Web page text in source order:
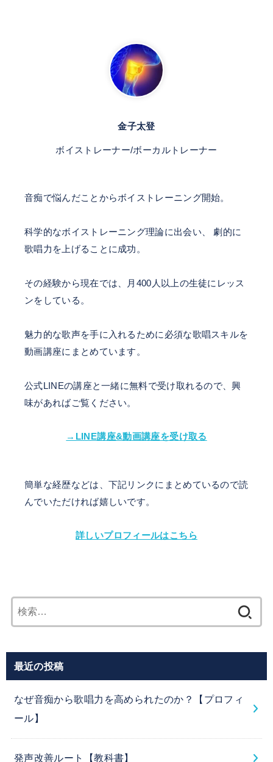
金子太登
ボイストレーナー/ボーカルトレーナー
音痴で悩んだことからボイストレーニング開始。
科学的なボイストレーニング理論に出会い、 劇的に
歌唱力を上げることに成功。
その経験から現在では、月400人以上の生徒にレッス
ンをしている。
魅力的な歌声を手に入れるために必須な歌唱スキルを
動画講座にまとめています。
公式LINEの講座と一緒に無料で受け取れるので、興
味があればご覧ください。
→LINE講座&動画講座を受け取る
簡単な経歴などは、下記リンクにまとめているので読
んでいただければ嬉しいです。
詳しいプロフィールはこちら
索:
最近の投稿
なぜ音痴から歌唱力を高められたのか？【プロフィ
ール】
発声改善ルート【教科書】